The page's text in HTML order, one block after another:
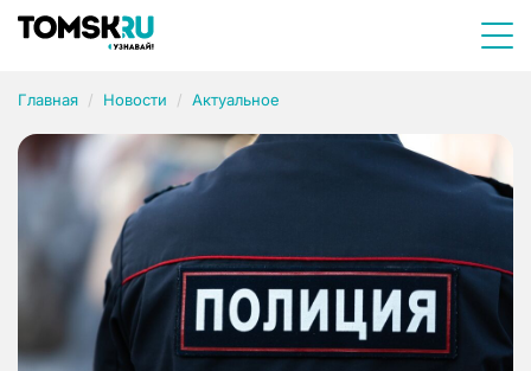
Главная Новости Актуальное